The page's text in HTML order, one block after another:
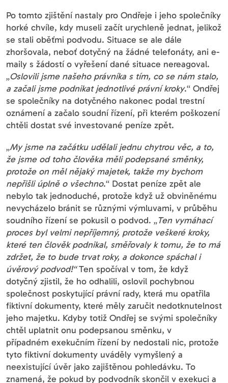
Po tomto zjištění nastaly pro Ondřeje i jeho společníky
horké chvíle, kdy museli začít urychleně jednat, jelikož
se stali oběťmi podvodu. Situace se ale dále
zhoršovala, neboť dotyčný na žádné telefonáty, ani e-
maily s žádostí o vyřešení dané situace nereagoval.
„Oslovili jsme našeho právníka s tím, co se nám stalo,
a začali jsme podnikat jednotlivé právní kroky.“ Ondřej
se společníky na dotyčného nakonec podal trestní
oznámení a začalo soudní řízení, při kterém poškození
chtěli dostat své investované peníze zpět.
„My jsme na začátku udělali jednu chytrou věc, a to,
že jsme od toho člověka měli podepsané směnky,
protože on měl nějaký majetek, takže my bychom
nepřišli úplně o všechno.“ Dostat peníze zpět ale
nebylo tak jednoduché, protože když už obviněnému
nevycházelo bránit se různými výmluvami, v průběhu
soudního řízení se pokusil o podvod. „Ten vymáhací
proces byl velmi nepříjemný, protože veškeré kroky,
které ten člověk podnikal, směřovaly k tomu, že to má
zdržet, že to bude trvat roky, a dokonce spáchal i
úvěrový podvod!“Ten spočíval v tom, že když
dotyčný zjistil, že ho odhalili, oslovil pochybnou
společnost poskytující právní rady, která mu opatřila
fiktivní dokumenty, které měly zaručit nedotknutelnost
jeho majetku. Kdyby totiž Ondřej se svými společníky
chtěl uplatnit onu podepsanou směnku, v
případném exekučním řízení by nedostali nic, protože
tyto fiktivní dokumenty uváděly vymyšlený a
neexistující úvěr jako zajištěnou pohledávku. To
znamená, že pokud by podvodník skončil v exekuci a